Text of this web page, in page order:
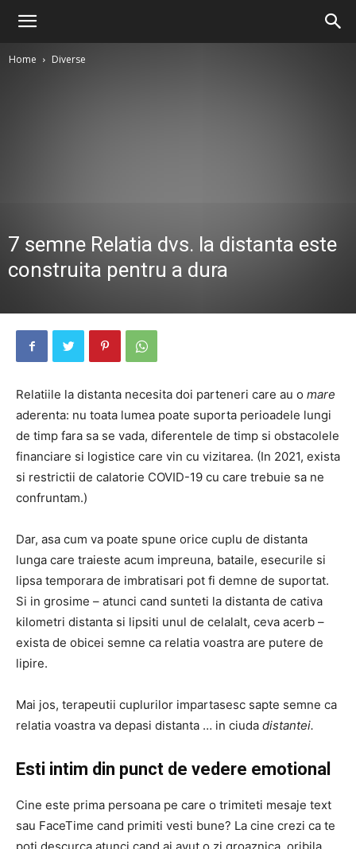
Home Diverse
7 semne Relatia dvs. la distanta este
construita pentru a dura
Relatiile la distanta necesita doi parteneri care au o mare
aderenta: nu toata lumea poate suporta perioadele lungi
de timp fara sa se vada, diferentele de timp si obstacolele
financiare si logistice care vin cu vizitarea. (In 2021, exista
si restrictii de calatorie COVID-19 cu care trebuie sa ne
confruntam.)
Dar, asa cum va poate spune orice cuplu de distanta
lunga care traieste acum impreuna, bataile, esecurile si
lipsa temporara de imbratisari pot fi demne de suportat.
Si in grosime – atunci cand sunteti la distanta de cativa
kilometri distanta si lipsiti unul de celalalt, ceva acerb –
exista de obicei semne ca relatia voastra are putere de
lipire.
Mai jos, terapeutii cuplurilor impartasesc sapte semne ca
relatia voastra va depasi distanta … in ciuda distantei.
Esti intim din punct de vedere emotional
Cine este prima persoana pe care o trimiteti mesaje text
sau FaceTime cand primiti vesti bune? La cine crezi ca te